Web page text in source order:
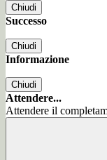
Chiudi
Successo
Chiudi
Informazione
Chiudi
Attendere...
Attendere il